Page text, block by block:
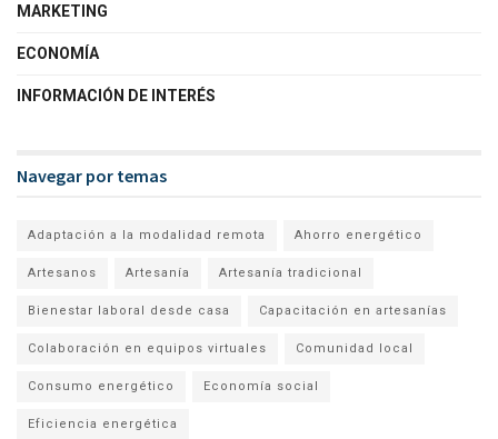
MARKETING
ECONOMÍA
INFORMACIÓN DE INTERÉS
Navegar por temas
Adaptación a la modalidad remota Ahorro energético
Artesanos Artesanía Artesanía tradicional
Bienestar laboral desde casa Capacitación en artesanías
Colaboración en equipos virtuales Comunidad local
Consumo energético Economía social
Eficiencia energética